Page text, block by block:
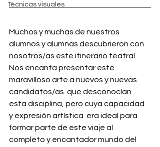
Técnicas visuales
Muchos y muchas de nuestros
alumnos y alumnas descubrieron con
nosotros/as este itinerario teatral.
Nos encanta presentar este
maravilloso arte a nuevos y nuevas
candidatos/as  que desconocían
esta disciplina, pero cuya capacidad
y expresión artística  era ideal para
formar parte de este viaje al
completo y encantador mundo del